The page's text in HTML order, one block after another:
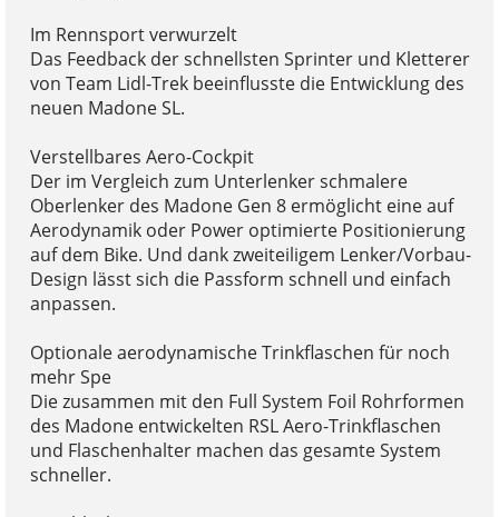
Im Rennsport verwurzelt
Das Feedback der schnellsten Sprinter und Kletterer
von Team Lidl-Trek beeinflusste die Entwicklung des
neuen Madone SL.
Verstellbares Aero-Cockpit
Der im Vergleich zum Unterlenker schmalere
Oberlenker des Madone Gen 8 ermöglicht eine auf
Aerodynamik oder Power optimierte Positionierung
auf dem Bike. Und dank zweiteiligem Lenker/Vorbau-
Design lässt sich die Passform schnell und einfach
anpassen.
Optionale aerodynamische Trinkflaschen für noch
mehr Spe
Die zusammen mit den Full System Foil Rohrformen
des Madone entwickelten RSL Aero-Trinkflaschen
und Flaschenhalter machen das gesamte System
schneller.